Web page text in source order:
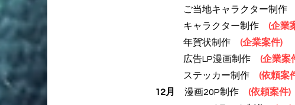
ご当地キャラクター制作
キャラクター制作 (企業
年賀状制作 (企業案件)
広告LP漫画制作 (企業案
ステッカー制作 (依頼案
12月 漫画20P制作
(依頼案件)